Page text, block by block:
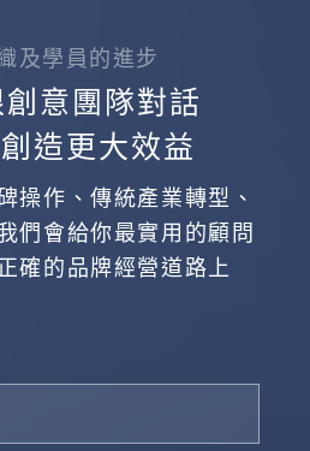
及學員的進步
意團隊對話
造更大效益
操作、傳統產業轉型、
們會給你最實用的顧問
確的品牌經營道路上